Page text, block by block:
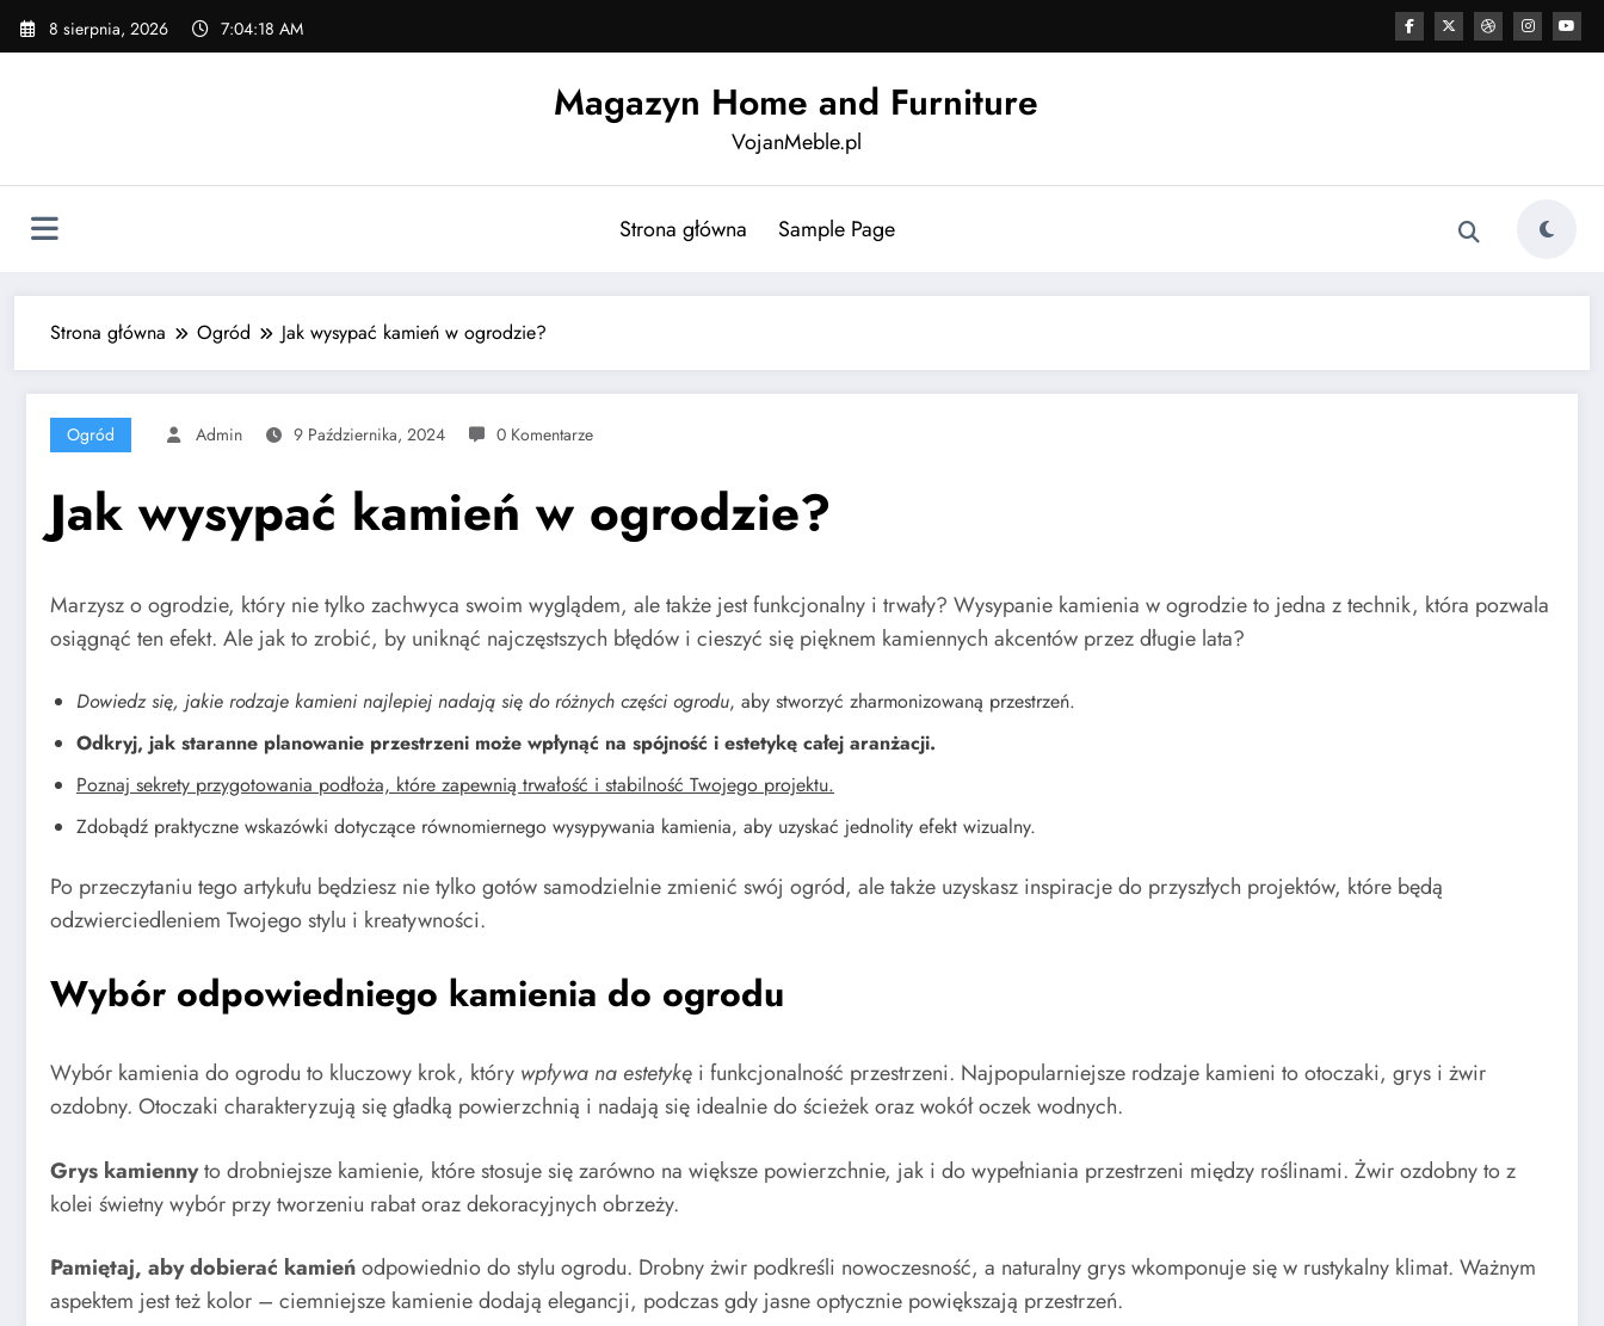
Skip
8 sierpnia, 2026 7:04:19 AM
Magazyn Home and Furniture
VojanMeble.pl
Strona główna Sample Page
Strona główna Ogród Jak wysypać kamień w ogrodzie?
Ogród Admin 9 Października, 2024 0 Komentarze
Jak wysypać kamień w ogrodzie?
Marzysz o ogrodzie, który nie tylko zachwyca swoim wyglądem, ale także jest funkcjonalny i trwały? Wysypanie kamienia w ogrodzie to jedna z technik, która pozwala
osiągnąć ten efekt. Ale jak to zrobić, by uniknąć najczęstszych błędów i cieszyć się pięknem kamiennych akcentów przez długie lata?
Dowiedz się, jakie rodzaje kamieni najlepiej nadają się do różnych części ogrodu, aby stworzyć zharmonizowaną przestrzeń.
Odkryj, jak staranne planowanie przestrzeni może wpłynąć na spójność i estetykę całej aranżacji.
Poznaj sekrety przygotowania podłoża, które zapewnią trwałość i stabilność Twojego projektu.
Zdobądź praktyczne wskazówki dotyczące równomiernego wysypywania kamienia, aby uzyskać jednolity efekt wizualny.
Po przeczytaniu tego artykułu będziesz nie tylko gotów samodzielnie zmienić swój ogród, ale także uzyskasz inspiracje do przyszłych projektów, które będą
odzwierciedleniem Twojego stylu i kreatywności.
Wybór odpowiedniego kamienia do ogrodu
Wybór kamienia do ogrodu to kluczowy krok, który wpływa na estetykę i funkcjonalność przestrzeni. Najpopularniejsze rodzaje kamieni to otoczaki, grys i żwir
ozdobny. Otoczaki charakteryzują się gładką powierzchnią i nadają się idealnie do ścieżek oraz wokół oczek wodnych.
Grys kamiennyto drobniejsze kamienie, które stosuje się zarówno na większe powierzchnie, jak i do wypełniania przestrzeni między roślinami. Żwir ozdobny to z
kolei świetny wybór przy tworzeniu rabat oraz dekoracyjnych obrzeży.
Pamiętaj, aby dobierać kamieńodpowiednio do stylu ogrodu. Drobny żwir podkreśli nowoczesność, a naturalny grys wkomponuje się w rustykalny klimat. Ważnym
aspektem jest też kolor – ciemniejsze kamienie dodają elegancji, podczas gdy jasne optycznie powiększają przestrzeń.